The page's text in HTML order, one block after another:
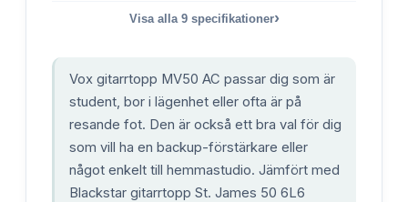
Visa alla 9specifikationer›
Vox gitarrtopp MV50 AC passar dig som är
student, bor i lägenhet eller ofta är på
resande fot. Den är också ett bra val för dig
som vill ha en backup-förstärkare eller
något enkelt till hemmastudio. Jämfört med
Blackstar gitarrtopp St. James 50 6L6